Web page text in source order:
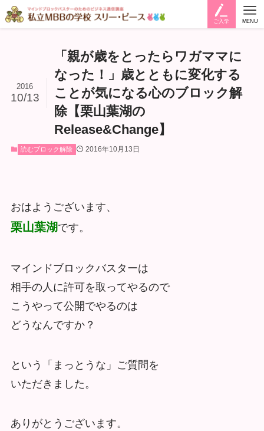
ご入学 MENU
「親が歳をとったらワガママに
なった！」歳とともに変化する
ことが気になる心のブロック解
除【栗山葉湖の
Release&Change】
2016
10/13
読むブロック解除 2016年10月13日
おはようございます、
栗山葉湖です。
マインドブロックバスターは
相手の人に許可を取ってやるので
こうやって公開でやるのは
どうなんですか？
という「まっとうな」ご質問を
いただきました。
ありがとうございます。